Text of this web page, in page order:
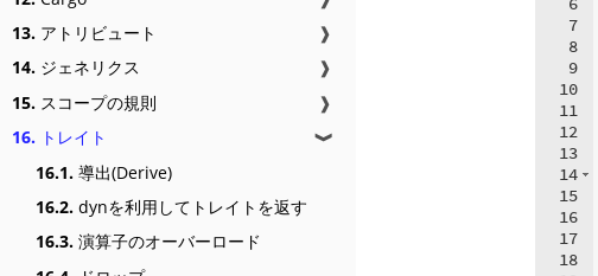
13. アトリビュート
❱
14. ジェネリクス
❱
15. スコープの規則
❱
16. トレイト ❱
16.1. 導出(Derive)
16.2. dynを利用してトレイトを返す
16.3. 演算子のオーバーロード
7
8
9
10
11
12
13
14
15
16
17
18